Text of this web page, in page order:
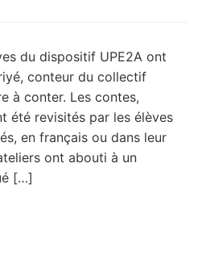
du dispositif UPE2A ont
conteur du collectif
à conter. Les contes,
été revisités par les élèves
en français ou dans leur
ont abouti à un
[…]